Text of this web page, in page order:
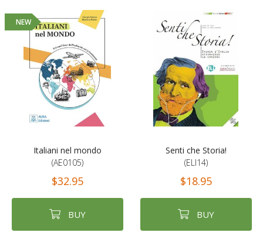
NEW
Italiani nel mondo
(AE0105)
$32.95
BUY
Senti che Storia!
(ELI14)
$18.95
BUY